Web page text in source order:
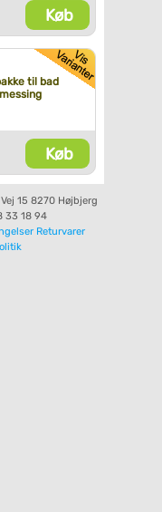
Køb
til bad
Køb
15 8270 Højbjerg
33 18 94
Returvarer